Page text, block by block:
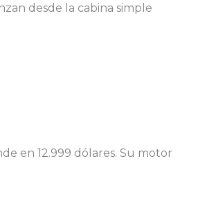
desde la cabina simple
en 12.999 dólares. Su motor